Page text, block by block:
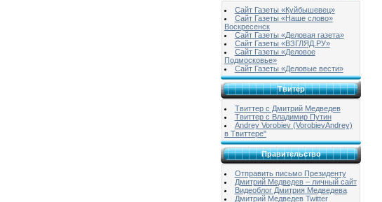
Сайт Газеты «Куйбышевец»
Сайт Газеты «Наше слово»
Воскресенск
Сайт Газеты «Деловая газета»
Сайт Газеты «ВЗГЛЯД.РУ»
Сайт Газеты «Деловое
Подмосковье»
Сайт Газеты «Деловые вести»
Твитер
Твиттер с Дмитрий Медведев
Твиттер с Владимир Путин
Andrey Vorobiev (VorobievAndrey)
в Твиттере"
Правительство
Отправить письмо Президенту
Дмитрий Медведев – личный сайт
Видеоблог Дмитрия Медведева
Дмитрий Медведев Twitter